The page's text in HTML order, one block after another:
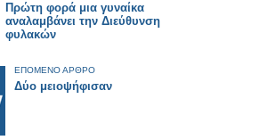
Πρώτη φορά μια γυναίκα
αναλαμβάνει την Διεύθυνση
φυλακών
ΕΠΟΜΕΝΟ ΑΡΘΡΟ
Δύο μειοψήφισαν